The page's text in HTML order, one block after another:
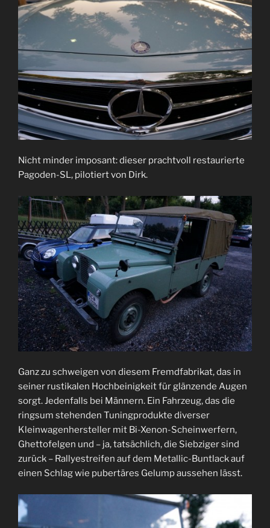
Nicht minder imposant: dieser prachtvoll restaurierte
Pagoden-SL, pilotiert von Dirk.
Ganz zu schweigen von diesem Fremdfabrikat, das in
seiner rustikalen Hochbeinigkeit für glänzende Augen
sorgt. Jedenfalls bei Männern. Ein Fahrzeug, das die
ringsum stehenden Tuningprodukte diverser
Kleinwagenhersteller mit Bi-Xenon-Scheinwerfern,
Ghettofelgen und – ja, tatsächlich, die Siebziger sind
zurück – Rallyestreifen auf dem Metallic-Buntlack auf
einen Schlag wie pubertäres Gelump aussehen lässt.